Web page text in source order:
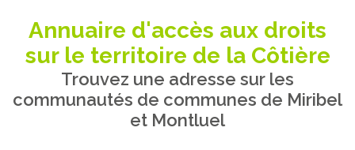
Annuaire d'accès aux droits
sur le territoire de la Côtière
Trouvez une adresse sur les
communautés de communes de Miribel
et Montluel